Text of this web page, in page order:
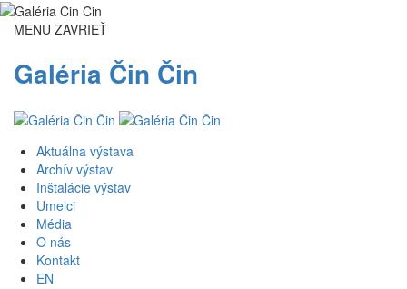
MENU ZAVRIEŤ
Galéria Čin Čin
Aktuálna výstava
Archív výstav
Inštalácie výstav
Umelci
Média
O nás
Kontakt
EN